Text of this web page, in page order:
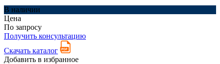
В наличии
Цена
По запросу
Получить консультацию
Скачать каталог
Добавить в избранное